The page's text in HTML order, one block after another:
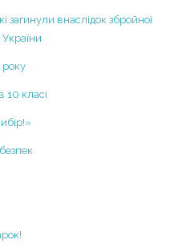
гімназії
загинули внаслідок збройної
України
10 класі